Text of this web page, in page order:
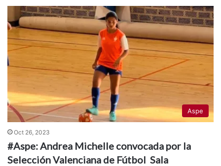
Aspe
Oct 26, 2023
#Aspe: Andrea Michelle convocada por la
Selección Valenciana de Fútbol Sala